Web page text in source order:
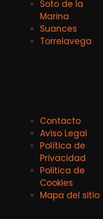
Soto de la
Marina
Suances
Torrelavega
Contacto
Aviso Legal
Política de
Privacidad
Politica de
Cookies
Mapa del sitio